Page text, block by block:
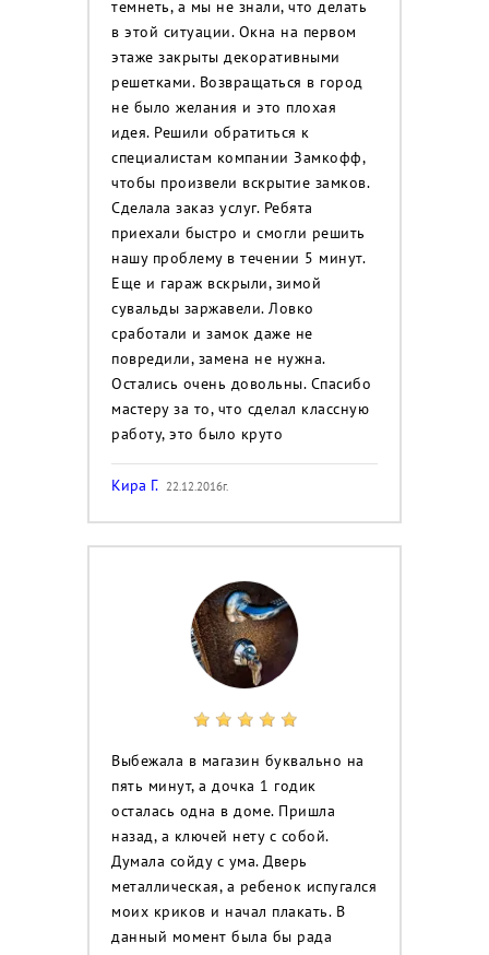
темнеть, а мы не знали, что делать
в этой ситуации. Окна на первом
этаже закрыты декоративными
решетками. Возвращаться в город
не было желания и это плохая
идея. Решили обратиться к
специалистам компании Замкофф,
чтобы произвели вскрытие замков.
Сделала заказ услуг. Ребята
приехали быстро и смогли решить
нашу проблему в течении 5 минут.
Еще и гараж вскрыли, зимой
сувальды заржавели. Ловко
сработали и замок даже не
повредили, замена не нужна.
Остались очень довольны. Спасибо
мастеру за то, что сделал классную
работу, это было круто
Кира Г. 22.12.2016г.
Выбежала в магазин буквально на
пять минут, а дочка 1 годик
осталась одна в доме. Пришла
назад, а ключей нету с собой.
Думала сойду с ума. Дверь
металлическая, а ребенок испугался
моих криков и начал плакать. В
данный момент была бы рада